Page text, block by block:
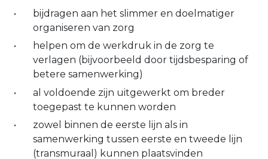
bijdragen aan het slimmer en doelmatiger
organiseren van zorg
helpen om de werkdruk in de zorg te
verlagen (bijvoorbeeld door tijdsbesparing of
betere samenwerking)
al voldoende zijn uitgewerkt om breder
toegepast te kunnen worden
zowel binnen de eerste lijn als in
samenwerking tussen eerste en tweede lijn
(transmuraal) kunnen plaatsvinden